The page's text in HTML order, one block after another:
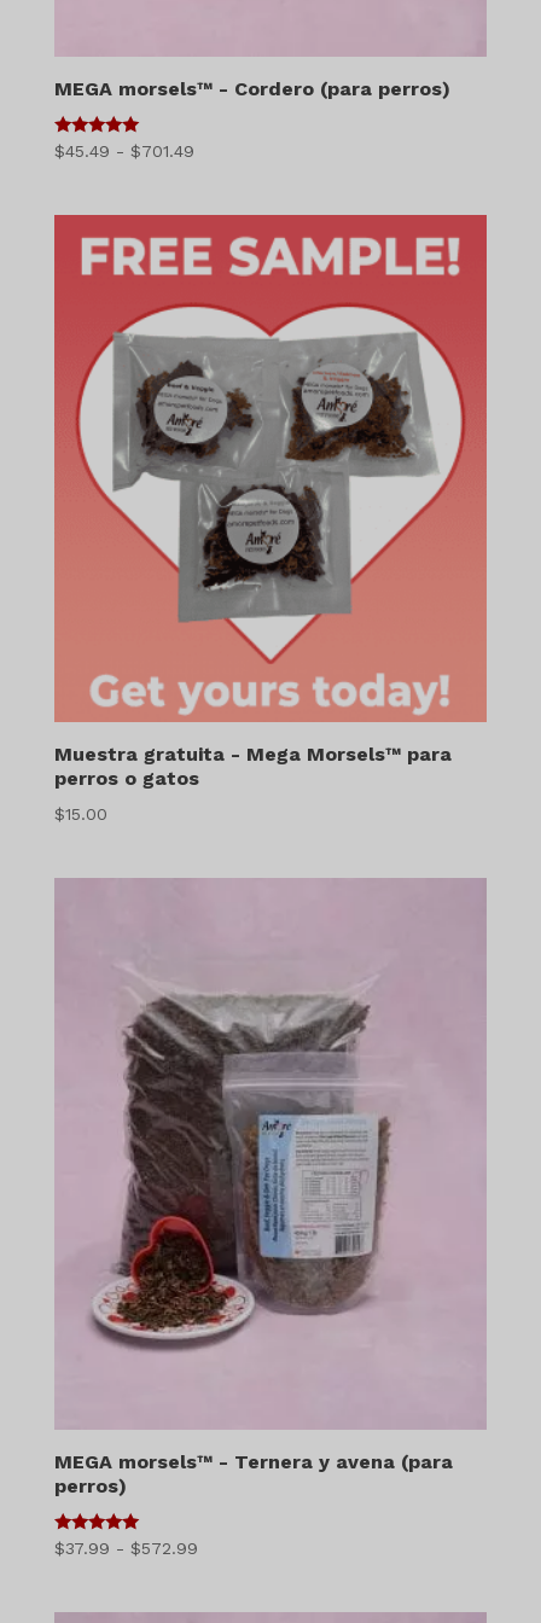
MEGA morsels™ - Cordero (para perros)
5
de 5
$45.49 - $701.49Gama
$45.49
a
Muestra gratuita - Mega Morsels™ para
perros o gatos
$15.00
MEGA morsels™ - Ternera y avena (para
perros)
5
de 5
$37.99 - $572.99Gama